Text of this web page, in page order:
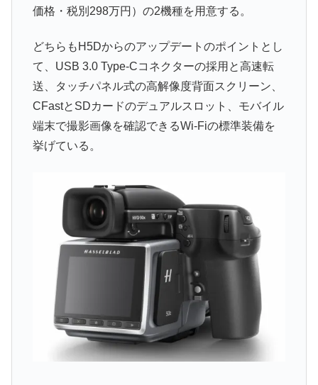
価格・税別298万円）の2機種を用意する。
どちらもH5Dからのアップデートのポイントとし
て、USB 3.0 Type-Cコネクターの採用と高速転
送、タッチパネル式の高解像度背面スクリーン、
CFastとSDカードのデュアルスロット、モバイル
端末で撮影画像を確認できるWi-Fiの標準装備を
挙げている。